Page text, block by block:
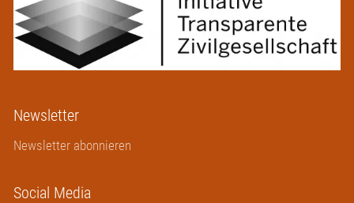
Newsletter
Newsletter abonnieren
Social Media